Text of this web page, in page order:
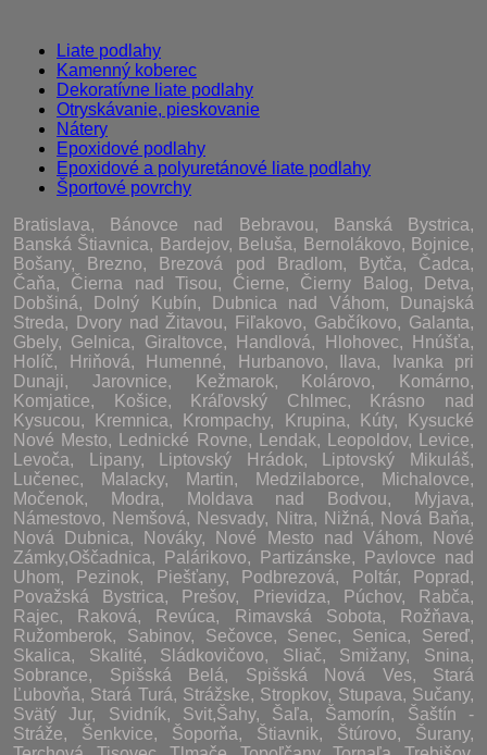
Liate podlahy
Kamenný koberec
Dekoratívne liate podlahy
Otryskávanie, pieskovanie
Nátery
Epoxidové podlahy
Epoxidové a polyuretánové liate podlahy
Športové povrchy
Bratislava, Bánovce nad Bebravou, Banská Bystrica,
Banská Štiavnica, Bardejov, Beluša, Bernolákovo, Bojnice,
Bošany, Brezno, Brezová pod Bradlom, Bytča, Čadca,
Čaňa, Čierna nad Tisou, Čierne, Čierny Balog, Detva,
Dobšiná, Dolný Kubín, Dubnica nad Váhom, Dunajská
Streda, Dvory nad Žitavou, Fiľakovo, Gabčíkovo, Galanta,
Gbely, Gelnica, Giraltovce, Handlová, Hlohovec, Hnúšťa,
Holíč, Hriňová, Humenné, Hurbanovo, Ilava, Ivanka pri
Dunaji, Jarovnice, Kežmarok, Kolárovo, Komárno,
Komjatice, Košice, Kráľovský Chlmec, Krásno nad
Kysucou, Kremnica, Krompachy, Krupina, Kúty, Kysucké
Nové Mesto, Lednické Rovne, Lendak, Leopoldov, Levice,
Levoča, Lipany, Liptovský Hrádok, Liptovský Mikuláš,
Lučenec, Malacky, Martin, Medzilaborce, Michalovce,
Močenok, Modra, Moldava nad Bodvou, Myjava,
Námestovo, Nemšová, Nesvady, Nitra, Nižná, Nová Baňa,
Nová Dubnica, Nováky, Nové Mesto nad Váhom, Nové
Zámky,Oščadnica, Palárikovo, Partizánske, Pavlovce nad
Uhom, Pezinok, Piešťany, Podbrezová, Poltár, Poprad,
Považská Bystrica, Prešov, Prievidza, Púchov, Rabča,
Rajec, Raková, Revúca, Rimavská Sobota, Rožňava,
Ružomberok, Sabinov, Sečovce, Senec, Senica, Sereď,
Skalica, Skalité, Sládkovičovo, Sliač, Smižany, Snina,
Sobrance, Spišská Belá, Spišská Nová Ves, Stará
Ľubovňa, Stará Turá, Strážske, Stropkov, Stupava, Sučany,
Svätý Jur, Svidník, Svit,Šahy, Šaľa, Šamorín, Šaštín -
Stráže, Šenkvice, Šoporňa, Štiavnik, Štúrovo, Šurany,